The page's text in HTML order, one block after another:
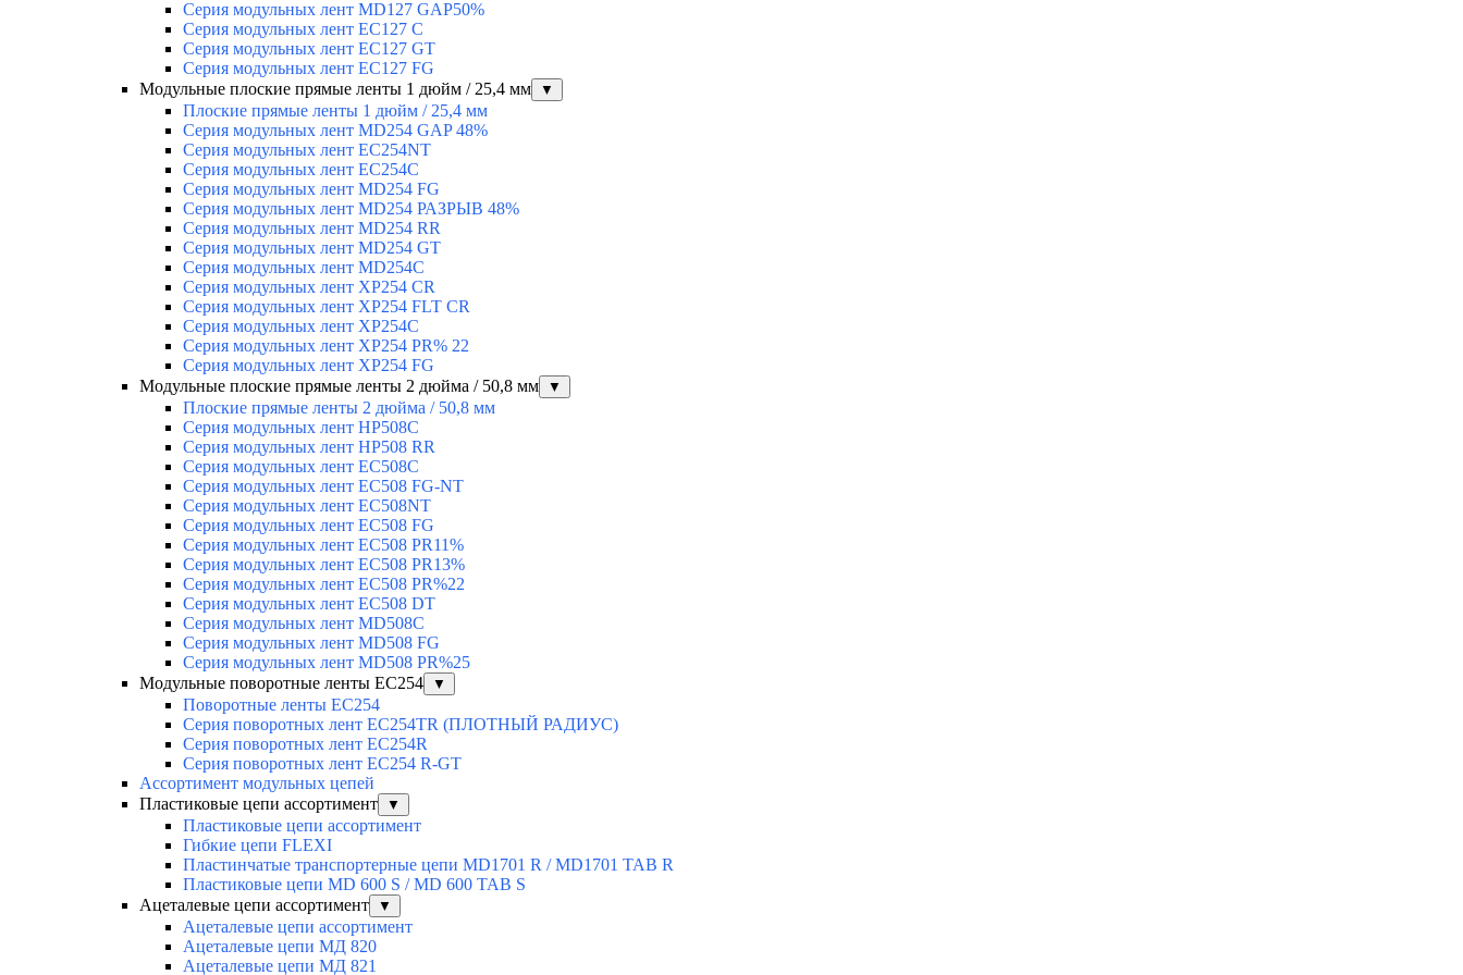
Серия модульных лент MD127 GAP50%
Серия модульных лент EC127 С
Серия модульных лент EC127 GT
Серия модульных лент EC127 FG
Модульные плоские прямые ленты 1 дюйм / 25,4 мм
▼
Плоские прямые ленты 1 дюйм / 25,4 мм
Серия модульных лент MD254 GAP 48%
Серия модульных лент EC254NT
Серия модульных лент EC254C
Серия модульных лент MD254 FG
Серия модульных лент MD254 РАЗРЫВ 48%
Серия модульных лент MD254 RR
Серия модульных лент MD254 GT
Серия модульных лент MD254C
Серия модульных лент XP254 CR
Серия модульных лент XP254 FLT CR
Серия модульных лент XP254C
Серия модульных лент XP254 PR% 22
Серия модульных лент XP254 FG
Модульные плоские прямые ленты 2 дюйма / 50,8 мм
▼
Плоские прямые ленты 2 дюйма / 50,8 мм
Серия модульных лент HP508C
Серия модульных лент HP508 RR
Серия модульных лент EC508C
Серия модульных лент EC508 FG-NT
Серия модульных лент EC508NT
Серия модульных лент EC508 FG
Серия модульных лент EC508 PR11%
Серия модульных лент EC508 PR13%
Серия модульных лент EC508 PR%22
Серия модульных лент EC508 DT
Серия модульных лент MD508C
Серия модульных лент MD508 FG
Серия модульных лент MD508 PR%25
Модульные поворотные ленты EC254
▼
Поворотные ленты EC254
Серия поворотных лент EC254TR (ПЛОТНЫЙ РАДИУС)
Серия поворотных лент EC254R
Серия поворотных лент EC254 R-GT
Ассортимент модульных цепей
Пластиковые цепи ассортимент
▼
Пластиковые цепи ассортимент
Гибкие цепи FLEXI
Пластинчатые транспортерные цепи MD1701 R / MD1701 TAB R
Пластиковые цепи MD 600 S / MD 600 TAB S
Ацеталевые цепи ассортимент
▼
Ацеталевые цепи ассортимент
Ацеталевые цепи МД 820
Ацеталевые цепи МД 821